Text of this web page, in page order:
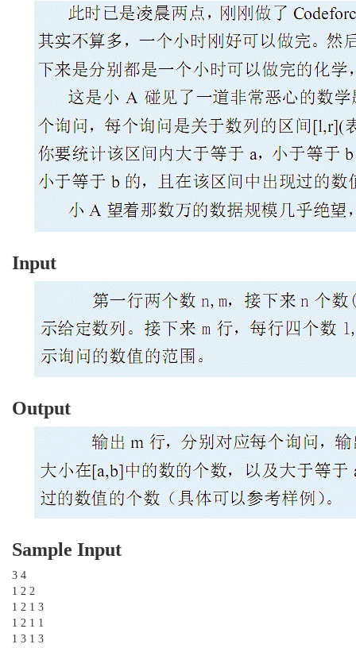
Input
Output
Sample Input
3 4
1 2 2
1 2 1 3
1 2 1 1
1 3 1 3